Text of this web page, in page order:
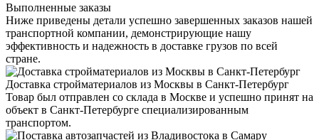
Выполненные заказы
Ниже приведены детали успешно завершенных заказов нашей
транспортной компании, демонстрирующие нашу
эффективность и надежность в доставке грузов по всей
стране.
Доставка стройматериалов из Москвы в Санкт-Петербург
Товар был отправлен со склада в Москве и успешно принят на
объект в Санкт-Петербурге специализированным
транспортом.